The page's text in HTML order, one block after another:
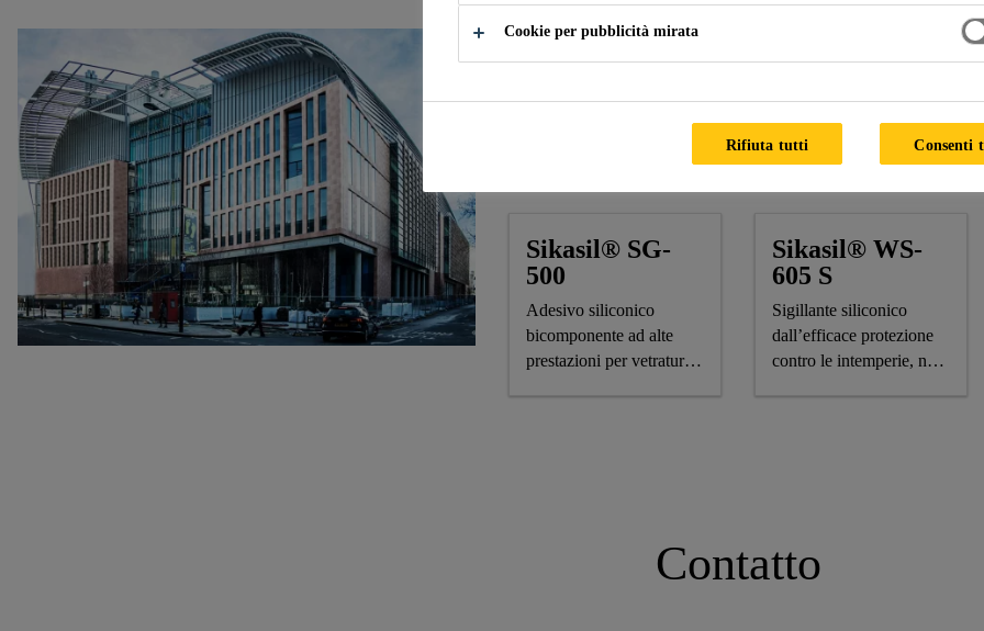
Climate:Mild
HOK, PLP Architecture
Sikasil® SG-
500
Adesivo siliconico
bicomponente ad alte
prestazioni per vetrature
Sikasil® WS-
605 S
Sigillante siliconico
dall’efficace protezione
contro le intemperie, non
Contatto
Cookie per pubblicità mirata
Rifiuta tutti Consenti